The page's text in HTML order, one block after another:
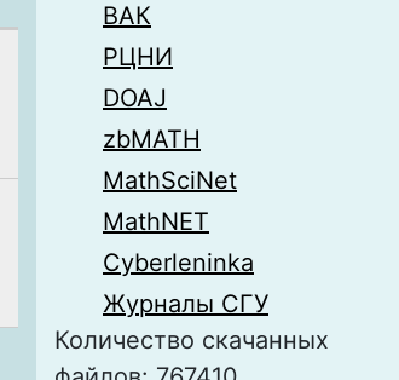
ВАК
РЦНИ
DOAJ
zbMATH
MathSciNet
MathNET
Cyberleninka
Журналы СГУ
Количество скачанных